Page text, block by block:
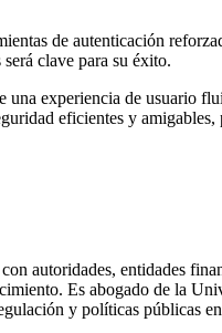
de autenticación
clave para su éxito.
experiencia de usuario
eficientes y
autoridades, entidades
Es abogado de la
y políticas públicas